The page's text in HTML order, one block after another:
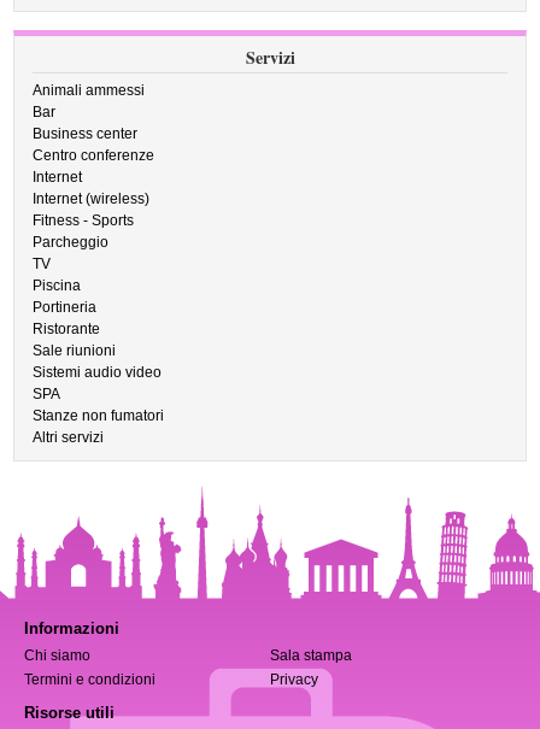
Servizi
Animali ammessi
Bar
Business center
Centro conferenze
Internet
Internet (wireless)
Fitness - Sports
Parcheggio
TV
Piscina
Portineria
Ristorante
Sale riunioni
Sistemi audio video
SPA
Stanze non fumatori
Altri servizi
Informazioni
Chi siamo
Sala stampa
Termini e condizioni
Privacy
Risorse utili